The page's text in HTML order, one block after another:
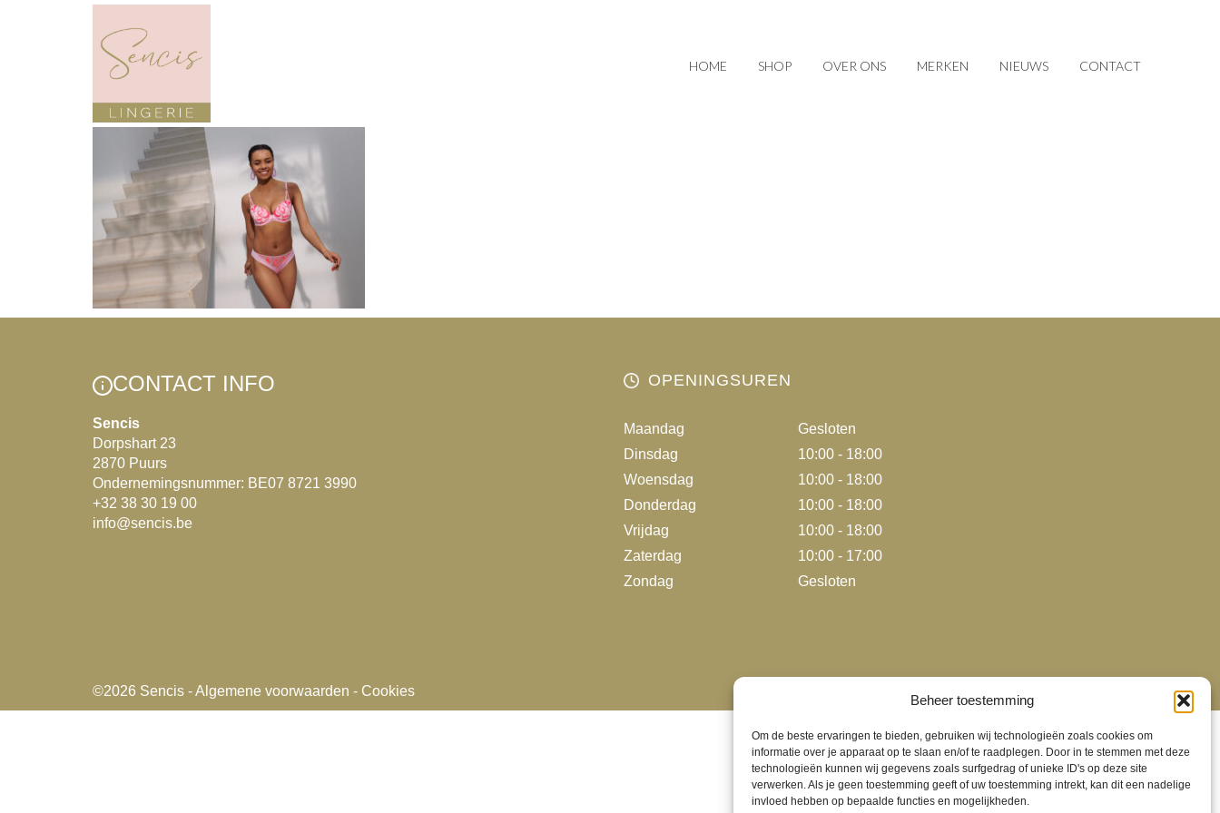
Beheer toestemming
Om de beste ervaringen te bieden, gebruiken wij technologieën zoals cookies om
informatie over je apparaat op te slaan en/of te raadplegen. Door in te stemmen met deze
technologieën kunnen wij gegevens zoals surfgedrag of unieke ID's op deze site
verwerken. Als je geen toestemming geeft of uw toestemming intrekt, kan dit een nadelige
invloed hebben op bepaalde functies en mogelijkheden.
HOME SHOP OVER ONS MERKEN NIEUWS CONTACT
CONTACT INFO
Sencis
Dorpshart 23
2870 Puurs
Ondernemingsnummer: BE07 8721 3990
+32 38 30 19 00
info@sencis.be
OPENINGSUREN
Maandag
Gesloten
Dinsdag
10:00 - 18:00
Woensdag
10:00 - 18:00
Donderdag
10:00 - 18:00
Vrijdag
10:00 - 18:00
Zaterdag
10:00 - 17:00
Zondag
Gesloten
©2026 Sencis -Algemene voorwaarden - Cookies